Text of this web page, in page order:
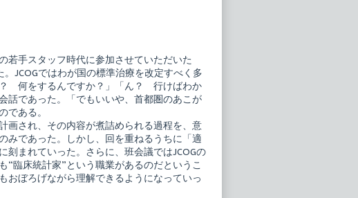
若手スタッフ時代に参加させていただいた
JCOGではわが国の標準治療を改定すべく多
？ 何をするんですか？」「ん？ 行けばわか
話であった。「でもいいや、首都圏のあこが
である。
画され、その内容が煮詰められる過程を、意
みであった。しかし、回を重ねるうちに「適
まれていった。さらに、班会議ではJCOGの
臨床統計家”という職業があるのだというこ
おぼろげながら理解できるようになっていっ